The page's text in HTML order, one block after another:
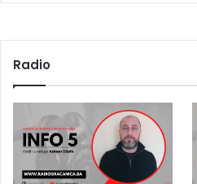
Radio